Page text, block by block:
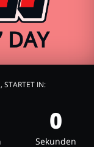
& Garden
STARTET IN:
0
Sekunden